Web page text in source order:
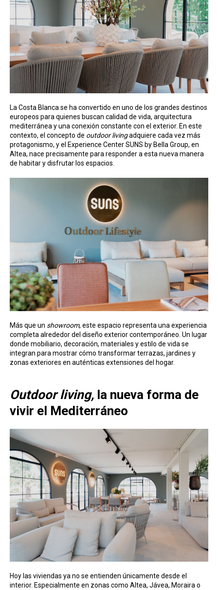
La Costa Blanca se ha convertido en uno de los grandes destinos
europeos para quienes buscan calidad de vida, arquitectura
mediterránea y una conexión constante con el exterior. En este
contexto, el concepto de outdoor livingadquiere cada vez más
protagonismo, y el Experience Center SUNS by Bella Group, en
Altea, nace precisamente para responder a esta nueva manera
de habitar y disfrutar los espacios.
Más que un showroom, este espacio representa una experiencia
completa alrededor del diseño exterior contemporáneo. Un lugar
donde mobiliario, decoración, materiales y estilo de vida se
integran para mostrar cómo transformar terrazas, jardines y
zonas exteriores en auténticas extensiones del hogar.
Outdoor living, la nueva forma de
vivir el Mediterráneo
Hoy las viviendas ya no se entienden únicamente desde el
interior. Especialmente en zonas como Altea, Jávea, Moraira o